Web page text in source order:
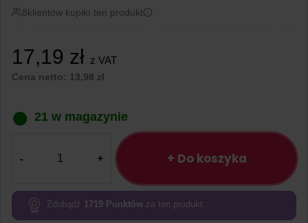
8klientów kupiło ten produkt
17,19 zł z VAT
Cena netto: 13,98 zł
21 w magazynie
układem
+ Do koszyka
Zdobądź 1719 Punktów za ten produkt.